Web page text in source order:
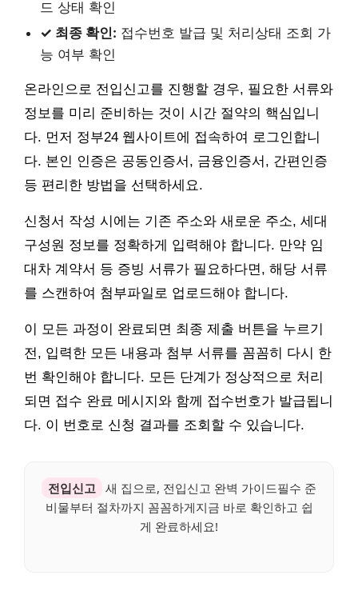
드 상태 확인
✓ 최종 확인: 접수번호 발급 및 처리상태 조회 가
능 여부 확인
온라인으로 전입신고를 진행할 경우, 필요한 서류와
정보를 미리 준비하는 것이 시간 절약의 핵심입니
다. 먼저 정부24 웹사이트에 접속하여 로그인합니
다. 본인 인증은 공동인증서, 금융인증서, 간편인증
등 편리한 방법을 선택하세요.
신청서 작성 시에는 기존 주소와 새로운 주소, 세대
구성원 정보를 정확하게 입력해야 합니다. 만약 임
대차 계약서 등 증빙 서류가 필요하다면, 해당 서류
를 스캔하여 첨부파일로 업로드해야 합니다.
이 모든 과정이 완료되면 최종 제출 버튼을 누르기
전, 입력한 모든 내용과 첨부 서류를 꼼꼼히 다시 한
번 확인해야 합니다. 모든 단계가 정상적으로 처리
되면 접수 완료 메시지와 함께 접수번호가 발급됩니
다. 이 번호로 신청 결과를 조회할 수 있습니다.
전입신고
새 집으로, 전입신고 완벽 가이드필수 준
비물부터 절차까지 꼼꼼하게지금 바로 확인하고 쉽
게 완료하세요!